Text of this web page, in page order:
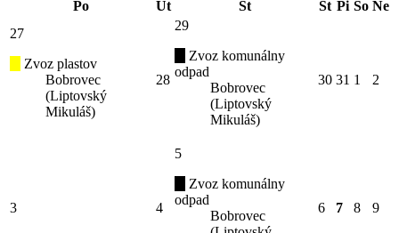
Po
Ut St Št Pi So Ne
27
Zvoz plastov
Bobrovec
(Liptovský
Mikuláš)
28
29
Zvoz komunálny
odpad
Bobrovec
(Liptovský
Mikuláš)
30 31 1 2
3 4
5
Zvoz komunálny
odpad
Bobrovec
6 7 8 9